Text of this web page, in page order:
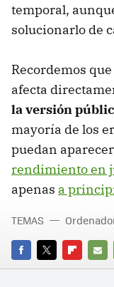
temporal,
solucionarlo de
Recordemos
afecta
la versión
mayoría de los
puedan
rendimiento en
apenas a
FACEBOOK
TWITTERFLIPBOARD
E-
TEMAS